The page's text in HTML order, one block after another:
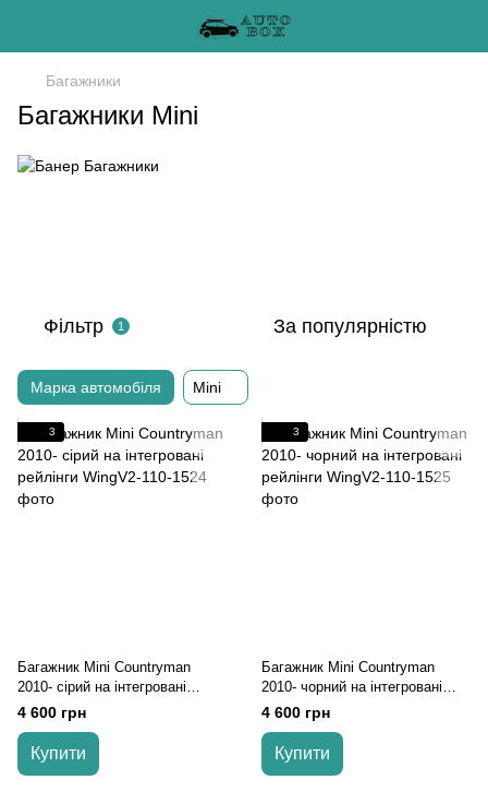
Багажники
Багажники Mini
Фільтр 1 За популярністю
Марка автомобіля Mini
3
Багажник Mini Countryman
2010- cірий на інтегровані
рейлінги
4 600 грн
Купити
3
Багажник Mini Countryman
2010- чорний на інтегровані
рейлінги
4 600 грн
Купити